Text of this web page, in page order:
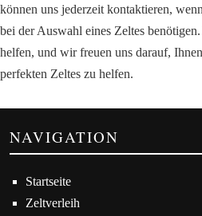
können uns jederzeit kontaktieren,
bei der Auswahl eines Zeltes
helfen, und wir freuen uns darauf,
perfekten Zeltes zu helfen.
NAVIGATION
Startseite
Zeltverleih